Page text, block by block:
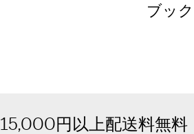
ブック
15,000円以上配送料無料